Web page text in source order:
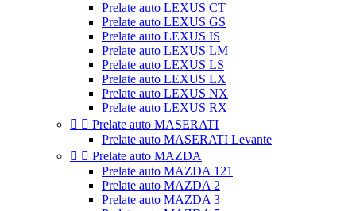
Prelate auto LEXUS CT
Prelate auto LEXUS GS
Prelate auto LEXUS IS
Prelate auto LEXUS LM
Prelate auto LEXUS LS
Prelate auto LEXUS LX
Prelate auto LEXUS NX
Prelate auto LEXUS RX
  Prelate auto MASERATI
Prelate auto MASERATI Levante
  Prelate auto MAZDA
Prelate auto MAZDA 121
Prelate auto MAZDA 2
Prelate auto MAZDA 3